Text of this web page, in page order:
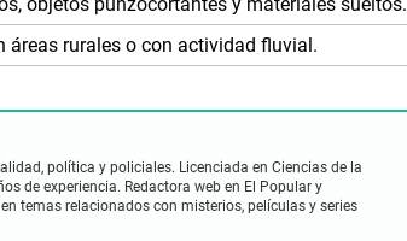
áreas rurales o con actividad fluvial.
política y policiales. Licenciada en Ciencias de la
de experiencia. Redactora web en El Popular y
temas relacionados con misterios, películas y series